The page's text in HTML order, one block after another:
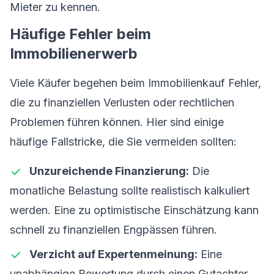
Mieter zu kennen.
Häufige Fehler beim
Immobilienerwerb
Viele Käufer begehen beim Immobilienkauf Fehler,
die zu finanziellen Verlusten oder rechtlichen
Problemen führen können. Hier sind einige
häufige Fallstricke, die Sie vermeiden sollten:
Unzureichende Finanzierung: Die
monatliche Belastung sollte realistisch kalkuliert
werden. Eine zu optimistische Einschätzung kann
schnell zu finanziellen Engpässen führen.
Verzicht auf Expertenmeinung: Eine